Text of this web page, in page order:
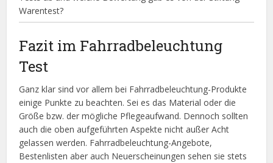
Warentest?
Fazit im Fahrradbeleuchtung
Test
Ganz klar sind vor allem bei Fahrradbeleuchtung-Produkte
einige Punkte zu beachten. Sei es das Material oder die
Größe bzw. der mögliche Pflegeaufwand. Dennoch sollten
auch die oben aufgeführten Aspekte nicht außer Acht
gelassen werden. Fahrradbeleuchtung-Angebote,
Bestenlisten aber auch Neuerscheinungen sehen sie stets